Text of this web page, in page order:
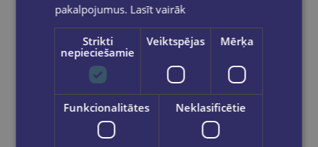
pakalpojumus. Lasīt vairāk
Strikti
nepieciešamie
Veiktspējas Mērķa
Funkcionalitātes Neklasificētie